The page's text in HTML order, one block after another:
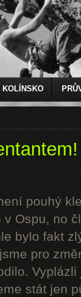
KOLÍNSKO
pouhý
Ospu, no
bylo fakt
pro
stát jen